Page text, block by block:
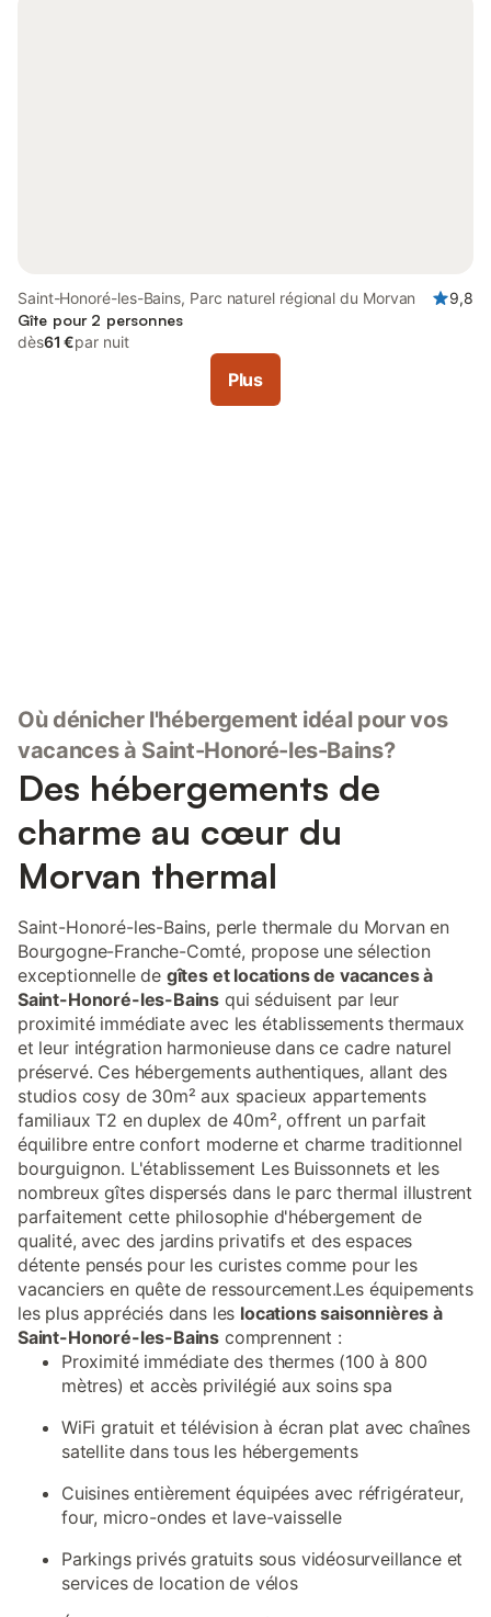
Saint-Honoré-les-Bains, Parc naturel régional du Morvan
9,8
Gîte pour 2 personnes
dès61 €par nuit
Plus
Où dénicher l'hébergement idéal pour vos
vacances à Saint-Honoré-les-Bains?
Des hébergements de
charme au cœur du
Morvan thermal
Saint-Honoré-les-Bains, perle thermale du Morvan en
Bourgogne-Franche-Comté, propose une sélection
exceptionnelle de gîtes et locations de vacances à
Saint-Honoré-les-Bains qui séduisent par leur
proximité immédiate avec les établissements thermaux
et leur intégration harmonieuse dans ce cadre naturel
préservé. Ces hébergements authentiques, allant des
studios cosy de 30m² aux spacieux appartements
familiaux T2 en duplex de 40m², offrent un parfait
équilibre entre confort moderne et charme traditionnel
bourguignon. L'établissement Les Buissonnets et les
nombreux gîtes dispersés dans le parc thermal illustrent
parfaitement cette philosophie d'hébergement de
qualité, avec des jardins privatifs et des espaces
détente pensés pour les curistes comme pour les
vacanciers en quête de ressourcement.Les équipements
les plus appréciés dans les locations saisonnières à
Saint-Honoré-les-Bains comprennent :
Proximité immédiate des thermes (100 à 800
mètres) et accès privilégié aux soins spa
WiFi gratuit et télévision à écran plat avec chaînes
satellite dans tous les hébergements
Cuisines entièrement équipées avec réfrigérateur,
four, micro-ondes et lave-vaisselle
Parkings privés gratuits sous vidéosurveillance et
services de location de vélos